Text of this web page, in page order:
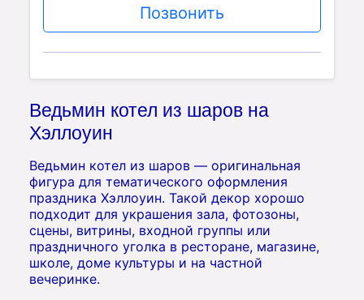
Позвонить
Ведьмин котел из шаров на
Хэллоуин
Ведьмин котел из шаров — оригинальная
фигура для тематического оформления
праздника Хэллоуин. Такой декор хорошо
подходит для украшения зала, фотозоны,
сцены, витрины, входной группы или
праздничного уголка в ресторане, магазине,
школе, доме культуры и на частной
вечеринке.